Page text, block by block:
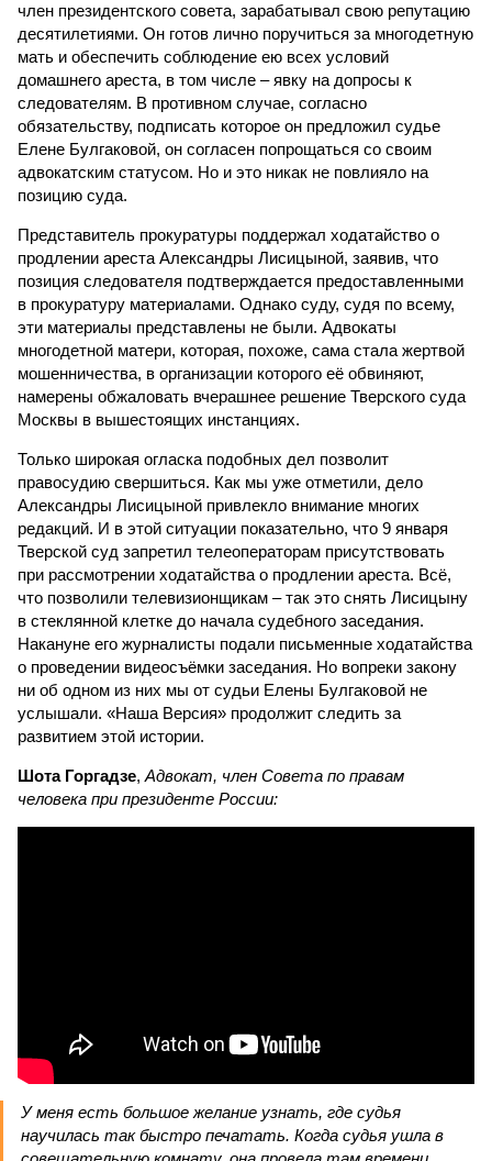
член президентского совета, зарабатывал свою репутацию
десятилетиями. Он готов лично поручиться за многодетную
мать и обеспечить соблюдение ею всех условий
домашнего ареста, в том числе – явку на допросы к
следователям. В противном случае, согласно
обязательству, подписать которое он предложил судье
Елене Булгаковой, он согласен попрощаться со своим
адвокатским статусом. Но и это никак не повлияло на
позицию суда.
Представитель прокуратуры поддержал ходатайство о
продлении ареста Александры Лисицыной, заявив, что
позиция следователя подтверждается предоставленными
в прокуратуру материалами. Однако суду, судя по всему,
эти материалы представлены не были. Адвокаты
многодетной матери, которая, похоже, сама стала жертвой
мошенничества, в организации которого её обвиняют,
намерены обжаловать вчерашнее решение Тверского суда
Москвы в вышестоящих инстанциях.
Только широкая огласка подобных дел позволит
правосудию свершиться. Как мы уже отметили, дело
Александры Лисицыной привлекло внимание многих
редакций. И в этой ситуации показательно, что 9 января
Тверской суд запретил телеоператорам присутствовать
при рассмотрении ходатайства о продлении ареста. Всё,
что позволили телевизионщикам – так это снять Лисицыну
в стеклянной клетке до начала судебного заседания.
Накануне его журналисты подали письменные ходатайства
о проведении видеосъёмки заседания. Но вопреки закону
ни об одном из них мы от судьи Елены Булгаковой не
услышали. «Наша Версия» продолжит следить за
развитием этой истории.
Шота Горгадзе, Адвокат, член Совета по правам
человека при президенте России:
У меня есть большое желание узнать, где судья
научилась так быстро печатать. Когда судья ушла в